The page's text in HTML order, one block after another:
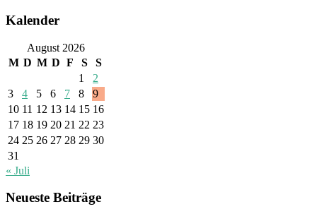
Kalender
August 2026
M D M D F S
S
1
2
3
4 5 6 7 8
9
10 11 12 13 14 15 16
17 18 19 20 21 22 23
24 25 26 27 28 29 30
31
« Juli
Neueste Beiträge